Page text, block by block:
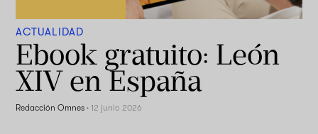
ACTUALIDAD
Ebook gratuito: León
XIV en España
Redacción Omnes ·12 junio 2026